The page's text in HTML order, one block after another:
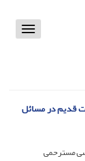
Toggle
قدیم در مسائل
مسترحمی